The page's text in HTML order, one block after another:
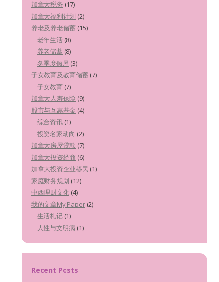
加拿大税务 (17)
加拿大福利计划 (2)
养老及养老储蓄 (15)
老年生活 (8)
养老储蓄 (8)
冬季度假屋 (3)
子女教育及教育储蓄 (7)
子女教育 (7)
加拿大人寿保险 (9)
股市与互惠基金 (4)
综合资讯 (1)
投资名家动向 (2)
加拿大房屋贷款 (7)
加拿大投资经商 (6)
加拿大投资企业移民 (1)
家庭财务规划 (12)
中西理财文化 (4)
我的文章My Paper (2)
生活札记 (1)
人性与文明病 (1)
Recent Posts